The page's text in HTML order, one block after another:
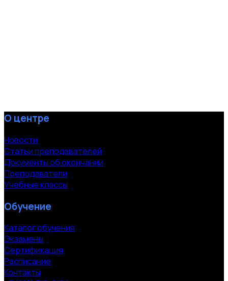
О центре
Новости
Статьи преподавателей
Документы об окончании
Преподаватели
Учебные классы
Обучение
Каталог обучения
Экзамены
Сертификация
Расписание
Контакты